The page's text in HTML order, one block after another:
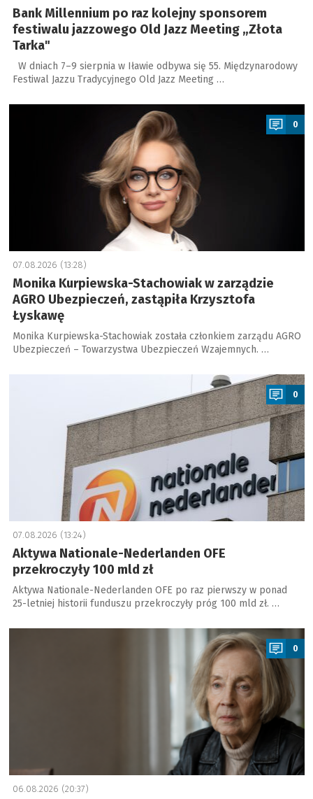
Bank Millennium po raz kolejny sponsorem
festiwalu jazzowego Old Jazz Meeting „Złota
Tarka"
W dniach 7–9 sierpnia w Iławie odbywa się 55. Międzynarodowy
Festiwal Jazzu Tradycyjnego Old Jazz Meeting …
a
0
07.08.2026 (13:28)
Monika Kurpiewska-Stachowiak w zarządzie
AGRO Ubezpieczeń, zastąpiła Krzysztofa
Łyskawę
Monika Kurpiewska-Stachowiak została członkiem zarządu AGRO
Ubezpieczeń – Towarzystwa Ubezpieczeń Wzajemnych. …
0
07.08.2026 (13:24)
Aktywa Nationale-Nederlanden OFE
przekroczyły 100 mld zł
Aktywa Nationale-Nederlanden OFE po raz pierwszy w ponad
25-letniej historii funduszu przekroczyły próg 100 mld zł. …
a
0
06.08.2026 (20:37)